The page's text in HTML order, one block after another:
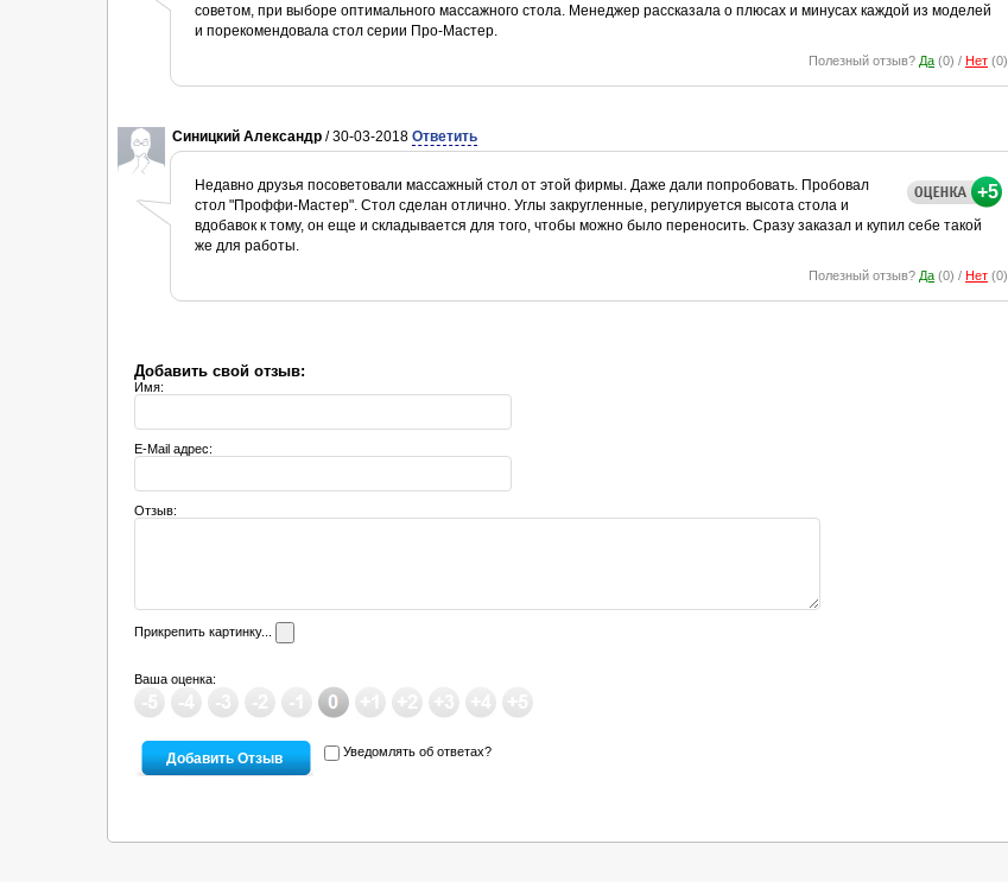
советом, при выборе оптимального массажного стола. Менеджер рассказала о плюсах и минусах каждой из моделей
и порекомендовала стол серии Про-Мастер.
Полезный отзыв? Да (0) / Нет (0)
Синицкий Александр / 30-03-2018 Ответить
+5
Недавно друзья посоветовали массажный стол от этой фирмы. Даже дали попробовать. Пробовал
стол "Проффи-Мастер". Стол сделан отлично. Углы закругленные, регулируется высота стола и
вдобавок к тому, он еще и складывается для того, чтобы можно было переносить. Сразу заказал и купил себе такой
же для работы.
Полезный отзыв? Да (0) / Нет (0)
Добавить свой отзыв:
Имя:
E-Mail адрес:
Отзыв:
Прикрепить картинку...
Ваша оценка:
Уведомлять об ответах?